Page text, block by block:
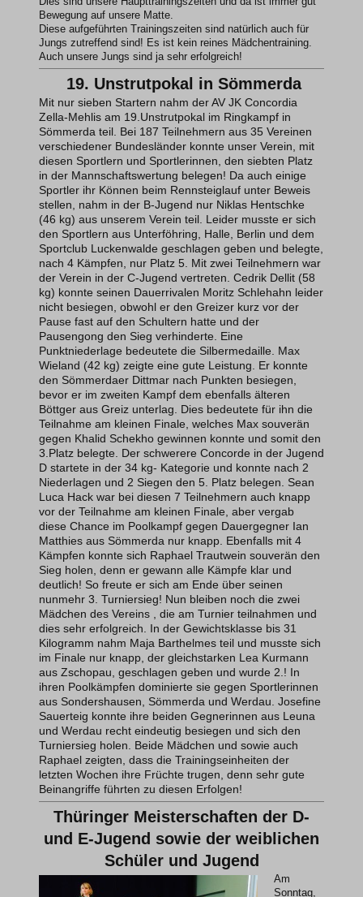
Bewegung auf unsere Matte.
Diese aufgeführten Trainingszeiten sind natürlich auch für
Jungs zutreffend sind! Es ist kein reines Mädchentraining.
Auch unsere Jungs sind ja sehr erfolgreich!
19. Unstrutpokal in Sömmerda
Mit nur sieben Startern nahm der AV JK Concordia
Zella-Mehlis am 19.Unstrutpokal im Ringkampf in
Sömmerda teil. Bei 187 Teilnehmern aus 35 Vereinen
verschiedener Bundesländer konnte unser Verein, mit
diesen Sportlern und Sportlerinnen, den siebten Platz
in der Mannschaftswertung belegen! Da auch einige
Sportler ihr Können beim Rennsteiglauf unter Beweis
stellen, nahm in der B-Jugend nur Niklas Hentschke
(46 kg) aus unserem Verein teil. Leider musste er sich
den Sportlern aus Unterföhring, Halle, Berlin und dem
Sportclub Luckenwalde geschlagen geben und belegte,
nach 4 Kämpfen, nur Platz 5. Mit zwei Teilnehmern war
der Verein in der C-Jugend vertreten. Cedrik Dellit (58
kg) konnte seinen Dauerrivalen Moritz Schlehahn leider
nicht besiegen, obwohl er den Greizer kurz vor der
Pause fast auf den Schultern hatte und der
Pausengong den Sieg verhinderte. Eine
Punktniederlage bedeutete die Silbermedaille. Max
Wieland (42 kg) zeigte eine gute Leistung. Er konnte
den Sömmerdaer Dittmar nach Punkten besiegen,
bevor er im zweiten Kampf dem ebenfalls älteren
Böttger aus Greiz unterlag. Dies bedeutete für ihn die
Teilnahme am kleinen Finale, welches Max souverän
gegen Khalid Schekho gewinnen konnte und somit den
3.Platz belegte. Der schwerere Concorde in der Jugend
D startete in der 34 kg- Kategorie und konnte nach 2
Niederlagen und 2 Siegen den 5. Platz belegen. Sean
Luca Hack war bei diesen 7 Teilnehmern auch knapp
vor der Teilnahme am kleinen Finale, aber vergab
diese Chance im Poolkampf gegen Dauergegner Ian
Matthies aus Sömmerda nur knapp. Ebenfalls mit 4
Kämpfen konnte sich Raphael Trautwein souverän den
Sieg holen, denn er gewann alle Kämpfe klar und
deutlich! So freute er sich am Ende über seinen
nunmehr 3. Turniersieg! Nun bleiben noch die zwei
Mädchen des Vereins , die am Turnier teilnahmen und
dies sehr erfolgreich. In der Gewichtsklasse bis 31
Kilogramm nahm Maja Barthelmes teil und musste sich
im Finale nur knapp, der gleichstarken Lea Kurmann
aus Zschopau, geschlagen geben und wurde 2.! In
ihren Poolkämpfen dominierte sie gegen Sportlerinnen
aus Sondershausen, Sömmerda und Werdau. Josefine
Sauerteig konnte ihre beiden Gegnerinnen aus Leuna
und Werdau recht eindeutig besiegen und sich den
Turniersieg holen. Beide Mädchen und sowie auch
Raphael zeigten, dass die Trainingseinheiten der
letzten Wochen ihre Früchte trugen, denn sehr gute
Beinangriffe führten zu diesen Erfolgen!
Thüringer Meisterschaften der D-
und E-Jugend sowie der weiblichen
Schüler und Jugend
Am
Sonntag,